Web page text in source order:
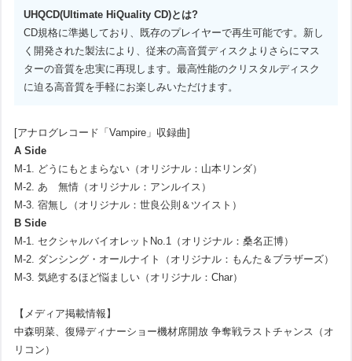
UHQCD(Ultimate HiQuality CD)とは?
CD規格に準拠しており、既存のプレイヤーで再生可能です。新し
く開発された製法により、従来の高音質ディスクよりさらにマス
ターの音質を忠実に再現します。最高性能のクリスタルディスク
に迫る高音質を手軽にお楽しみいただけます。
[アナログレコード「Vampire」収録曲]
A Side
M-1. どうにもとまらない（オリジナル：山本リンダ）
M-2. あゝ無情（オリジナル：アンルイス）
M-3. 宿無し（オリジナル：世良公則＆ツイスト）
B Side
M-1. セクシャルバイオレットNo.1（オリジナル：桑名正博）
M-2. ダンシング・オールナイト（オリジナル：もんた＆ブラザーズ）
M-3. 気絶するほど悩ましい（オリジナル：Char）
【メディア掲載情報】
中森明菜、復帰ディナーショー機材席開放 争奪戦ラストチャンス（オ
リコン）